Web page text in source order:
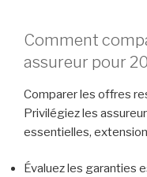
Comment
assureur pour
Comparer les offres
Privilégiez les
essentielles,
Évaluez les garanties